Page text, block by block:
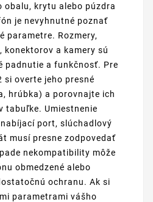
obalu, krytu alebo púzdra
je nevyhnutné poznať
parametre. Rozmery,
konektorov a kamery sú
padnutie a funkčnosť. Pre
si overte jeho presné
hrúbka) a porovnajte ich
tabuľke. Umiestnenie
port, slúchadlový
musí presne zodpovedať
nekompatibility môže
obmedzené alebo
ochranu. Ak si
parametrami vášho